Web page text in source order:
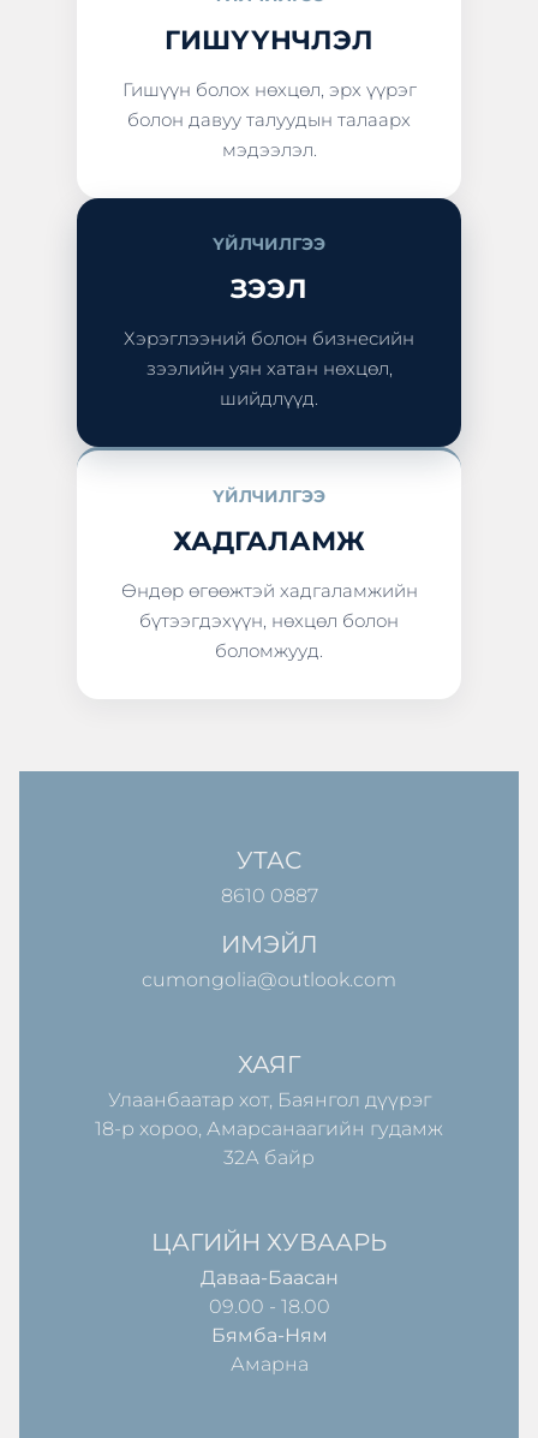
ГИШҮҮНЧЛЭЛ
Гишүүн болох нөхцөл, эрх үүрэг
болон давуу талуудын талаарх
мэдээлэл.
ҮЙЛЧИЛГЭЭ
ЗЭЭЛ
Хэрэглээний болон бизнесийн
зээлийн уян хатан нөхцөл,
шийдлүүд.
ҮЙЛЧИЛГЭЭ
ХАДГАЛАМЖ
Өндөр өгөөжтэй хадгаламжийн
бүтээгдэхүүн, нөхцөл болон
боломжууд.
УТАС
8610 0887
ИМЭЙЛ
cumongolia@outlook.com
ХАЯГ
Улаанбаатар хот, Баянгол дүүрэг
18-р хороо, Амарсанаагийн гудамж
32А байр
ЦАГИЙН ХУВААРЬ
Даваа-Баасан
09.00 - 18.00
Бямба-Ням
Амарна